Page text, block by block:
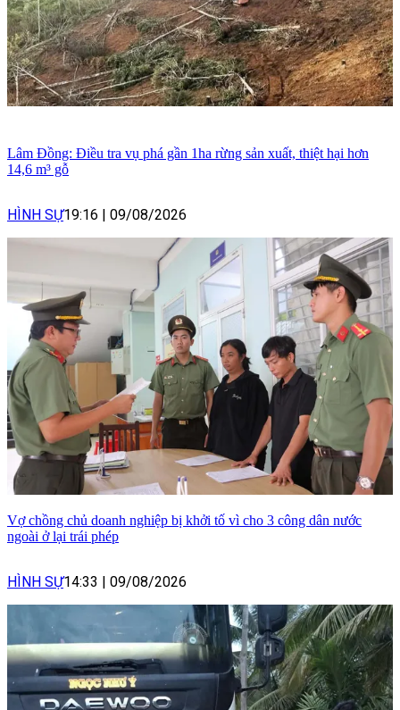
Lâm Đồng: Điều tra vụ phá gần 1ha rừng sản xuất, thiệt hại hơn
14,6 m³ gỗ
HÌNH SỰ19:16 | 09/08/2026
Vợ chồng chủ doanh nghiệp bị khởi tố vì cho 3 công dân nước
ngoài ở lại trái phép
HÌNH SỰ14:33 | 09/08/2026